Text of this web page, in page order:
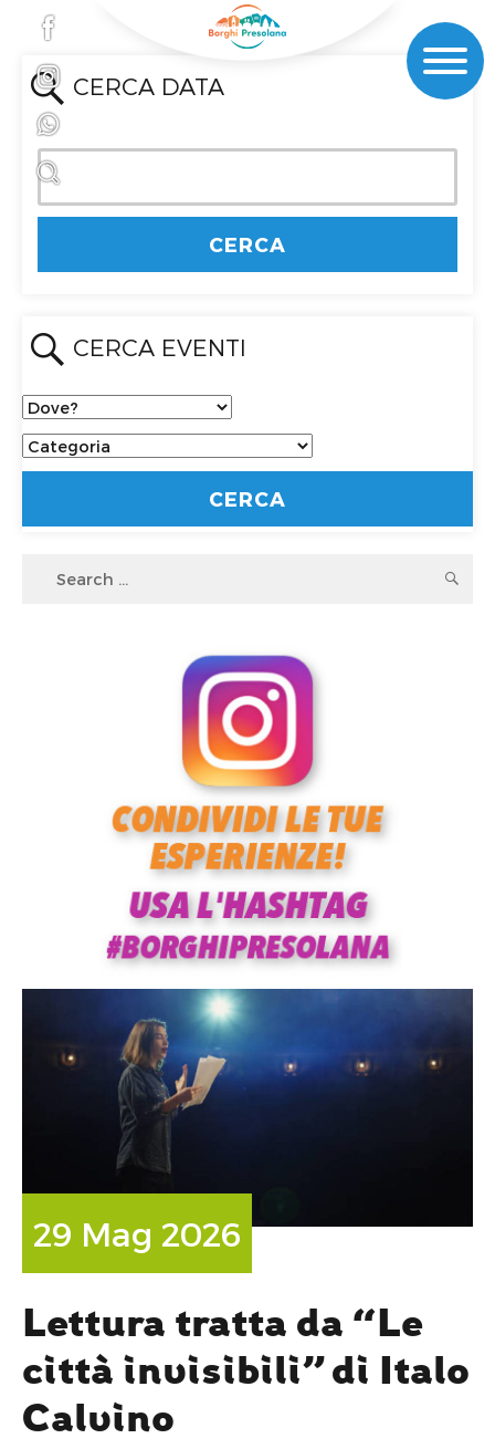
CERCA DATA
CERCA EVENTI
Dove?
Categoria
29 Mag 2026
Lettura tratta da “Le
città invisibili” di Italo
Calvino